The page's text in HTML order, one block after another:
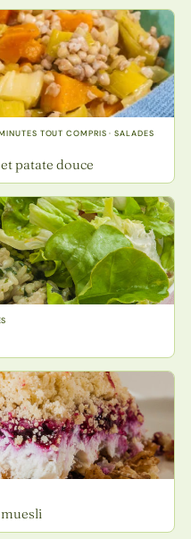
TOUT COMPRIS · SALADES
patate douce
muesli